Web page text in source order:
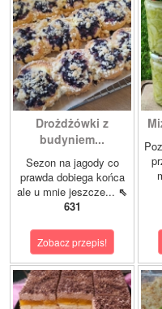
Drożdżówki z
budyniem...
Sezon na jagody co
prawda dobiega końca
ale u mnie jeszcze... ⇖
631
Zobacz przepis!